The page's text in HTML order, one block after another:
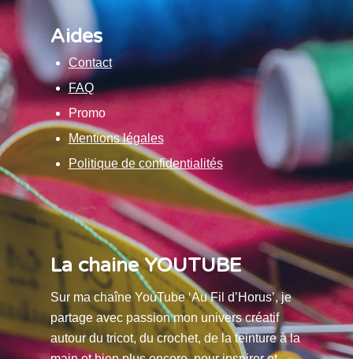
Aides
Contact
FAQ
Promo
Mentions légales
Politique de confidentialités
La chaine YOUTUBE
Sur ma chaîne YouTube ‘Au Fil d’Horus’, je
partage avec passion mon univers créatif
autour du tricot, du crochet, de la teinture à la